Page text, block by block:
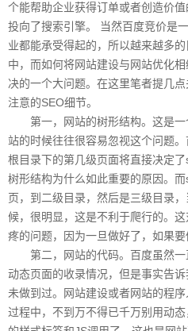
个能帮助企业获得订单或者创造价
投向了搜索引擎。 当然百度竞价是
业都能承受得起的，所以越来越多
中，而如何将网站建设与网站优化
决的一个大问题。在这里笔者提几
注意的SEO细节。
第一，网站的树形结构。这是一
站的时候往往很容易忽视这个问题
根目录下的第几级页面将直接决定
树形结构为什么如此重要的原因。
页，到二级目录，然后是三级目录
候，很明显，这是不利于爬行的。
疼的问题，因为一旦做好了，如果要
第二，网站的代码。百度虽然一
动态页面的收录情况，但是事实告
未做到过。网站建设或者网站的程
过程中，不到万不得已千万别用动